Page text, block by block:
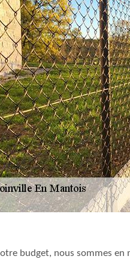
budget, nous sommes en